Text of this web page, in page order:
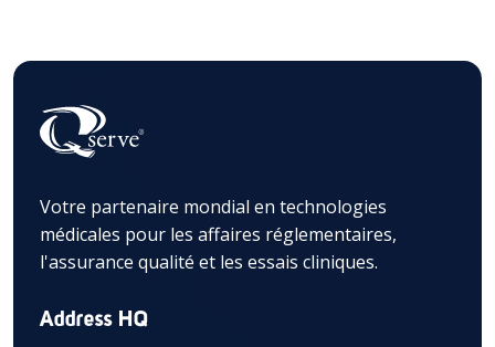
Votre partenaire mondial en technologies
médicales pour les affaires réglementaires,
l'assurance qualité et les essais cliniques.
Address HQ